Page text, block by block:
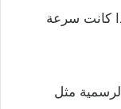
كانت سرعة
مثل